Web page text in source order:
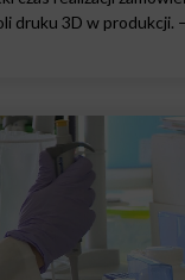
druku 3D w produkcji. –